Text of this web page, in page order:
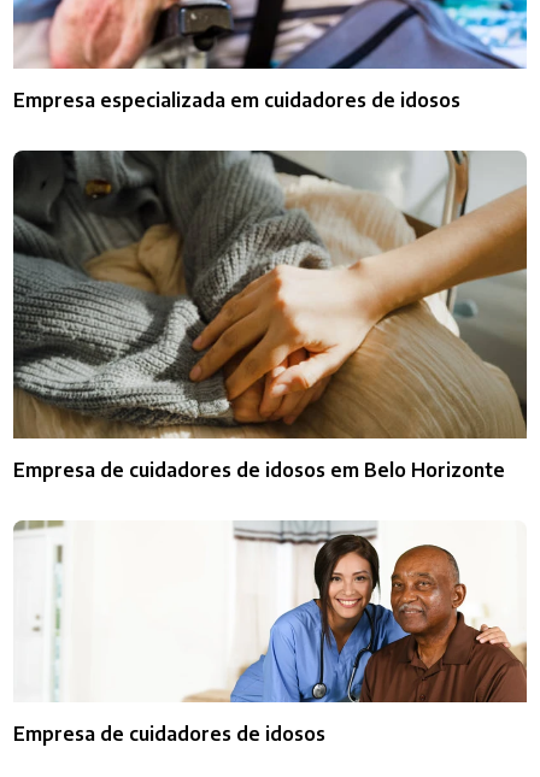
Empresa especializada em cuidadores de idosos
Empresa de cuidadores de idosos em Belo Horizonte
Empresa de cuidadores de idosos